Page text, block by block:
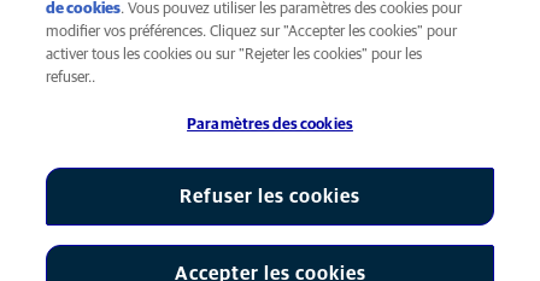
Vie privée
Légal
Cookies
Global Human Rights
AniCura est une filiale de Mars, Inc © 2026
Paramètres des cookies
de cookies(opens in a new tab)
. Vous pouvez utiliser les paramètres des cookies pour
modifier vos préférences. Cliquez sur "Accepter les cookies" pour
activer tous les cookies ou sur "Rejeter les cookies" pour les
refuser..
Paramètres des cookies
Refuser les cookies
Accepter les cookies